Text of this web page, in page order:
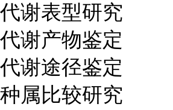
代谢表型研究
代谢产物鉴定
代谢途径鉴定
种属比较研究